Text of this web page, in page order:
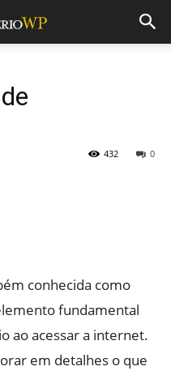
0
432
conhecida como
fundamental
ao acessar a internet.
em detalhes o que